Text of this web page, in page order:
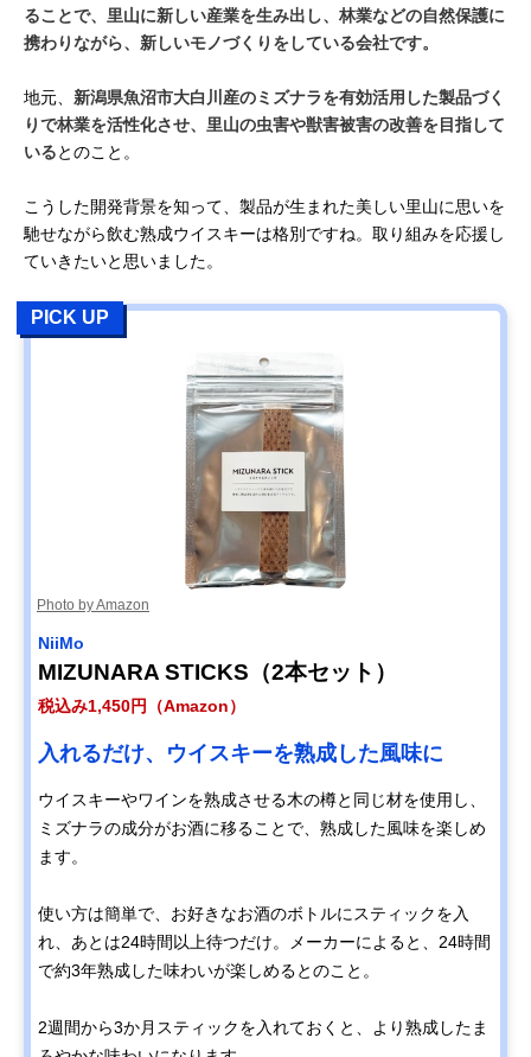
ることで、里山に新しい産業を生み出し、林業などの自然保護に
携わりながら、新しいモノづくりをしている会社です。
地元、 新潟県魚沼市大白川産のミズナラを有効活用した製品づく
りで林業を活性化させ、里山の虫害や獣害被害の改善を目指して
いるとのこと。
こうした開発背景を知って、製品が生まれた美しい里山に思いを
馳せながら飲む熟成ウイスキーは格別ですね。取り組みを応援し
ていきたいと思いました。
PICK UP
Photo by Amazon
NiiMo
MIZUNARA STICKS（2本セット）
税込み1,450円（Amazon）
入れるだけ、ウイスキーを熟成した風味に
ウイスキーやワインを熟成させる木の樽と同じ材を使用し、
ミズナラの成分がお酒に移ることで、熟成した風味を楽しめ
ます。
使い方は簡単で、お好きなお酒のボトルにスティックを入
れ、あとは24時間以上待つだけ。メーカーによると、24時間
で約3年熟成した味わいが楽しめるとのこと。
2週間から3か月スティックを入れておくと、より熟成したま